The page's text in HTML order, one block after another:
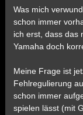
Was mich
schon immer
ich erst, dass das
Yamaha doch
Meine Frage ist
Fehlregulierung
schon immer
spielen lässt (mit